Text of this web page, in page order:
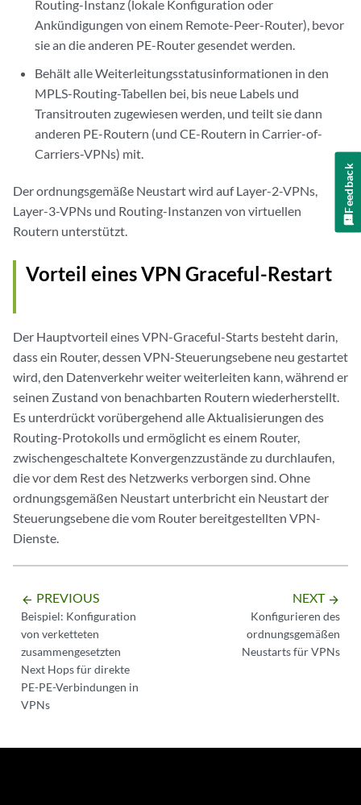
Routing-Instanz (lokale Konfiguration oder
Ankündigungen von einem Remote-Peer-Router), bevor
sie an die anderen PE-Router gesendet werden.
Behält alle Weiterleitungsstatusinformationen in den
MPLS-Routing-Tabellen bei, bis neue Labels und
Transitrouten zugewiesen werden, und teilt sie dann
anderen PE-Routern (und CE-Routern in Carrier-of-
Carriers-VPNs) mit.
Der ordnungsgemäße Neustart wird auf Layer-2-VPNs,
Layer-3-VPNs und Routing-Instanzen von virtuellen
Routern unterstützt.
Vorteil eines VPN Graceful-Restart
Der Hauptvorteil eines VPN-Graceful-Starts besteht darin,
dass ein Router, dessen VPN-Steuerungsebene neu gestartet
wird, den Datenverkehr weiter weiterleiten kann, während er
seinen Zustand von benachbarten Routern wiederherstellt.
Es unterdrückt vorübergehend alle Aktualisierungen des
Routing-Protokolls und ermöglicht es einem Router,
zwischengeschaltete Konvergenzzustände zu durchlaufen,
die vor dem Rest des Netzwerks verborgen sind. Ohne
ordnungsgemäßen Neustart unterbricht ein Neustart der
Steuerungsebene die vom Router bereitgestellten VPN-
Dienste.
arrow_backward PREVIOUS
Beispiel: Konfiguration
von verketteten
zusammengesetzten
Next Hops für direkte
PE-PE-Verbindungen in
VPNs
NEXT arrow_forward
Konfigurieren des
ordnungsgemäßen
Neustarts für VPNs
Feedback